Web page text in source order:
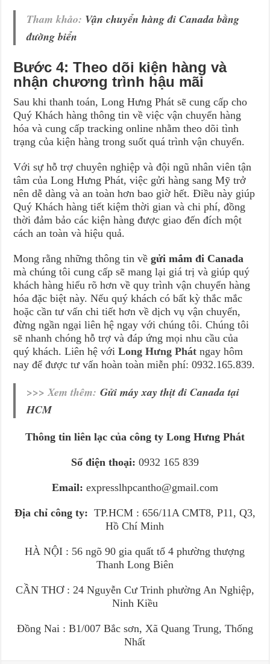
Tham khảo: Vận chuyển hàng đi Canada bằng
đường biển
Bước 4: Theo dõi kiện hàng và
nhận chương trình hậu mãi
Sau khi thanh toán, Long Hưng Phát sẽ cung cấp cho
Quý Khách hàng thông tin về việc vận chuyển hàng
hóa và cung cấp tracking online nhằm theo dõi tình
trạng của kiện hàng trong suốt quá trình vận chuyển.
Với sự hỗ trợ chuyên nghiệp và đội ngũ nhân viên tận
tâm của Long Hưng Phát, việc gửi hàng sang Mỹ trở
nên dễ dàng và an toàn hơn bao giờ hết. Điều này giúp
Quý Khách hàng tiết kiệm thời gian và chi phí, đồng
thời đảm bảo các kiện hàng được giao đến đích một
cách an toàn và hiệu quả.
Mong rằng những thông tin về gửi mắm đi Canada
mà chúng tôi cung cấp sẽ mang lại giá trị và giúp quý
khách hàng hiểu rõ hơn về quy trình vận chuyển hàng
hóa đặc biệt này. Nếu quý khách có bất kỳ thắc mắc
hoặc cần tư vấn chi tiết hơn về dịch vụ vận chuyển,
đừng ngần ngại liên hệ ngay với chúng tôi. Chúng tôi
sẽ nhanh chóng hỗ trợ và đáp ứng mọi nhu cầu của
quý khách. Liên hệ với Long Hưng Phát ngay hôm
nay để được tư vấn hoàn toàn miễn phí: 0932.165.839.
>>> Xem thêm:Gửi máy xay thịt đi Canada tại
HCM
Thông tin liên lạc của công ty Long Hưng Phát
Số điện thoại: 0932 165 839
Email: expresslhpcantho@gmail.com
Địa chỉ công ty: TP.HCM : 656/11A CMT8, P11, Q3,
Hồ Chí Minh
HÀ NỘI : 56 ngõ 90 gia quất tổ 4 phường thượng
Thanh Long Biên
CẦN THƠ : 24 Nguyễn Cư Trinh phường An Nghiệp,
Ninh Kiều
Đồng Nai : B1/007 Bắc sơn, Xã Quang Trung, Thống
Nhất